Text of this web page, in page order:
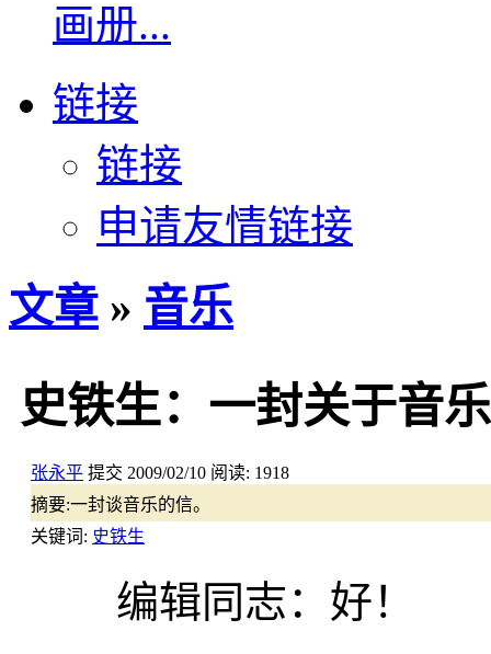
画册...
链接
链接
申请友情链接
文章 » 音乐
史铁生：一封关于音
张永平 提交 2009/02/10 阅读: 1918
摘要:一封谈音乐的信。
关键词: 史铁生
编辑同志：好！